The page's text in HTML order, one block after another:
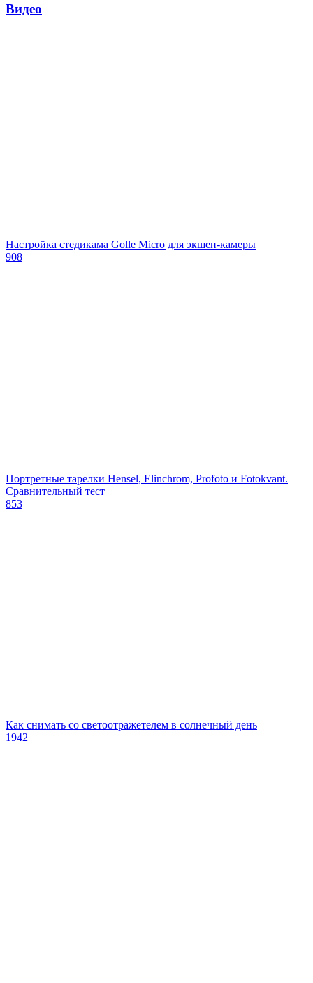
Видео
Настройка стедикама Golle Micro для экшен-камеры
908
Портретные тарелки Hensel, Elinchrom, Profoto и Fotokvant.
Сравнительный тест
853
Как снимать со светоотражетелем в солнечный день
1942